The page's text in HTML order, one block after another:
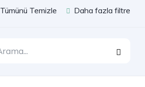
Tümünü Temizle Daha fazla filtre